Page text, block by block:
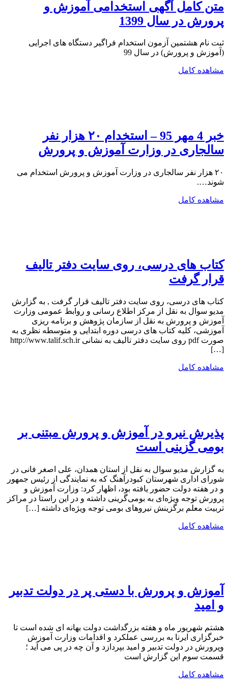
متن کامل آگهی استخدامی آموزش و
پرورش در سال 1399
ثبت نام هشتمین آزمون استخدام فراگیر دستگاه های اجرایی
(آموزش و پرورش) در سال 99
مشاهده کامل
خبر 4 مهر 95 – استخدام ۲۰ هزار نفر
سالجاری در وزارت آموزش و پرورش
۲۰ هزار نفر سالجاری در وزارت آموزش و پرورش استخدام می
شوند….
مشاهده کامل
کتاب های درسی، روی سایت دفتر تالیف
قرار گرفت
کتاب های درسی، روی سایت دفتر تالیف قرار گرفت , به گزارش
مدیو سوال به نقل از مرکز اطلاع رسانی و روابط عمومی وزارت
آموزش و پرورش به نقل از سازمان پژوهش و برنامه ریزی
آموزشی، کلیه کتاب های درسی دوره ابتدایی و متوسطه نظری به
صورت pdf روی سایت دفتر تالیف به نشانی http://www.talif.sch.ir
[…]
مشاهده کامل
پذیرش نیرو در آموزش و پرورش مبتنی بر
بومی گزینی است
به گزارش مدیو سوال به نقل از استان همدان، علی اصغر فانی در
شورای اداری شهرستان کبودرآهنگ که به نمایندگی از رئیس جمهور
و در هفته دولت حضور یافته بود، اظهار کرد: وزارت آموزش و
پرورش توجه ویژه‌ای به بومی‌گرینی داشته و در این راستا در مراکز
تربیت معلم برگزینش نیروهای بومی توجه ویژه‌ای داشته […]
مشاهده کامل
آموزش و پرورش با دستی پر در دولت تدبیر
و امید
هشتم شهریور ماه و هفته بزرگداشت دولت بهانه ای شده است تا
خبرگزاری ایرنا به بررسی عملکرد و اقدامات وزارت آموزش
وپرورش در دولت تدبیر و امید بپردازد و آن چه در پی می آید ؛
قسمت سوم این گزارش است
مشاهده کامل